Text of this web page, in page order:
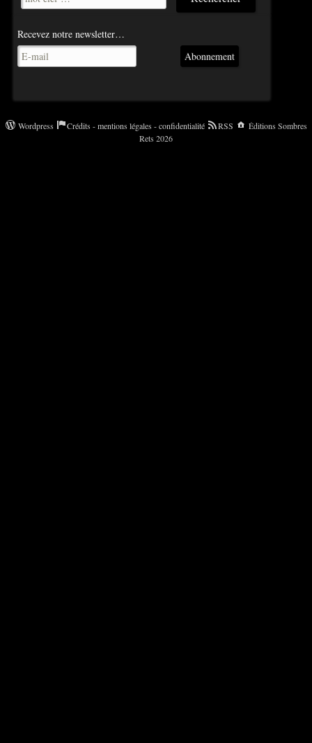
Recevez notre newsletter…
Abonnement
Wordpress Crédits - mentions légales - confidentialité RSS
Éditions Sombres
Rets 2026